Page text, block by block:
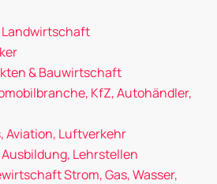
Landwirtschaft
& Bauwirtschaft
KfZ, Autohändler,
Aviation, Luftverkehr
Lehrstellen
Strom, Gas, Wasser,